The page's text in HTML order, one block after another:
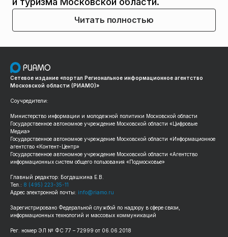
Читать полностью
Сетевое издание «портал Региональное информационное агентство
Московской области (РИАМО)»
Соучредители:
Министерство информации и молодежной политики Московской области
Государственное автономное учреждение Московской области «Цифровые
Медиа»
Государственное автономное учреждение Московской области «Информационное
агентство «Контент-Центр»
Государственное автономное учреждение Московской области «Агентство
информационных систем общего пользования «Подмосковье»
Главный редактор: Богдашкина Е.В.
Тел.: 8 (495) 223-35-11
Адрес электронной почты: info@riamo.ru
Зарегистрировано Федеральной службой по надзору в сфере связи,
информационных технологий и массовых коммуникаций
Рег. номер ЭЛ № ФС 77 – 72999 от 06.06.2018